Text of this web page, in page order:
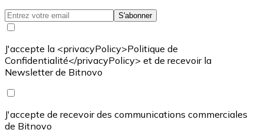
S'abonner
J'accepte la <privacyPolicy>Politique de
Confidentialité</privacyPolicy> et de recevoir la
Newsletter de Bitnovo
J'accepte de recevoir des communications commerciales
de Bitnovo